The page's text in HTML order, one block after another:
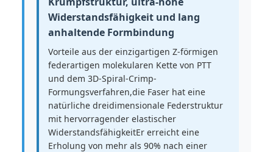
Widerstandsfähigkeit und lang
anhaltende Formbindung
Vorteile aus der einzigartigen Z-förmigen
federartigen molekularen Kette von PTT
und dem 3D-Spiral-Crimp-
Formungsverfahren,die Faser hat eine
natürliche dreidimensionale Federstruktur
mit hervorragender elastischer
WiderstandsfähigkeitEr erreicht eine
Erholung von mehr als 90% nach einer